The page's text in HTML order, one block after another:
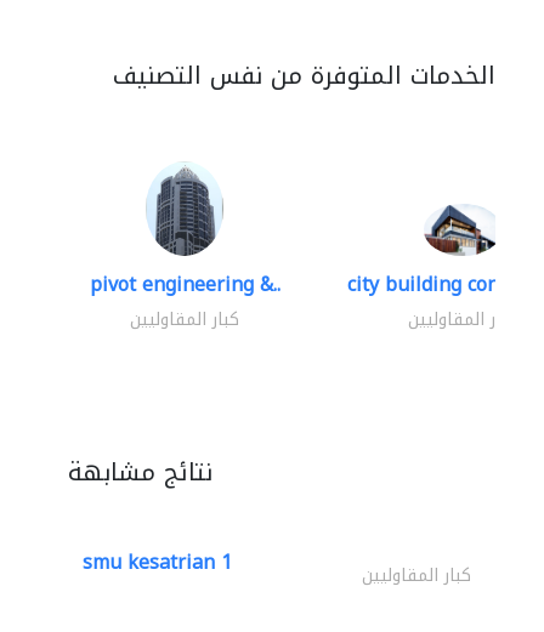
الخدمات المتوفرة من نفس التصنيف
pivot engineering &..
كبار المقاوليين
city building
كبار المقاوليين
نتائج مشابهة
smu kesatrian 1 كبار المقاوليين